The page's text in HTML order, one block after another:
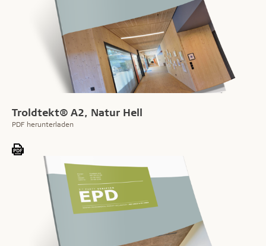
Troldtekt® A2, Natur Hell
PDF herunterladen